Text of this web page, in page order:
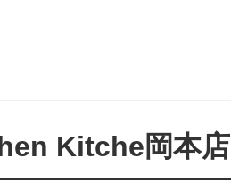
Kitche岡本店